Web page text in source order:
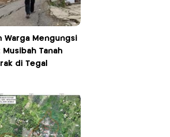
Warga Mengungsi
Musibah Tanah
di Tegal